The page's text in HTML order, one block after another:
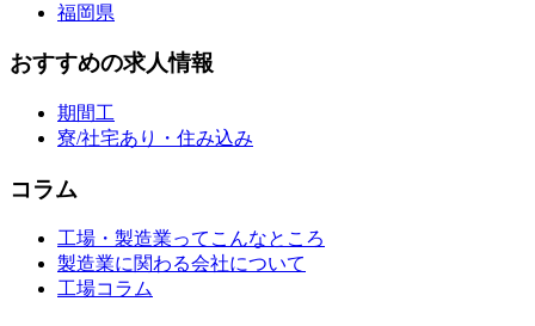
福岡県
おすすめの求人情報
期間工
寮/社宅あり・住み込み
コラム
工場・製造業ってこんなところ
製造業に関わる会社について
工場コラム